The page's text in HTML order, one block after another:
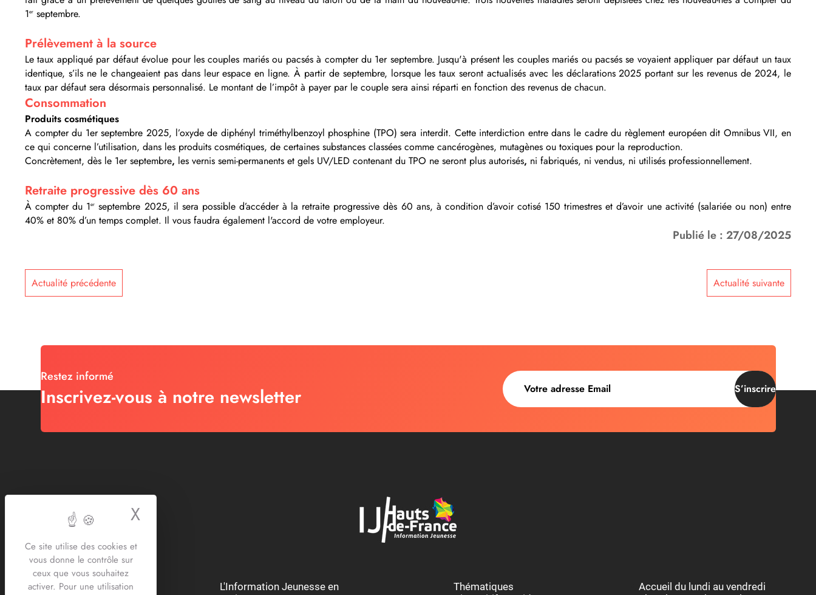
Ce site utilise des cookies et
vous donne le contrôle sur
ceux que vous souhaitez
activer. Pour une utilisation
X Masquer le bandeau des cookies
1er septembre.
Prélèvement à la source
Le taux appliqué par défaut évolue pour les couples mariés ou pacsés à compter du 1er septembre. Jusqu'à présent les couples mariés ou pacsés se voyaient appliquer par défaut un taux
identique, s’ils ne le changeaient pas dans leur espace en ligne. À partir de septembre, lorsque les taux seront actualisés avec les déclarations 2025 portant sur les revenus de 2024, le
taux par défaut sera désormais personnalisé. Le montant de l’impôt à payer par le couple sera ainsi réparti en fonction des revenus de chacun.
Consommation
Produits cosmétiques
A compter du 1er septembre 2025, l’oxyde de diphényl triméthylbenzoyl phosphine (TPO) sera interdit. Cette interdiction entre dans le cadre du règlement européen dit Omnibus VII, en
ce qui concerne l’utilisation, dans les produits cosmétiques, de certaines substances classées comme cancérogènes, mutagènes ou toxiques pour la reproduction.
Concrètement, dès le 1er septembre, les vernis semi-permanents et gels UV/LED contenant du TPO ne seront plus autorisés, ni fabriqués, ni vendus, ni utilisés professionnellement.
Retraite progressive dès 60 ans
À compter du 1er septembre 2025, il sera possible d’accéder à la retraite progressive dès 60 ans, à condition d’avoir cotisé 150 trimestres et d’avoir une activité (salariée ou non) entre
40% et 80% d’un temps complet. Il vous faudra également l'accord de votre employeur.
Publié le : 27/08/2025
Actualité précédente Actualité suivante
Restez informé
Inscrivez-vous à notre newsletter S’inscrire
Restons connectés :
L'Information Jeunesse en
Thématiques
Accueil du lundi au vendredi